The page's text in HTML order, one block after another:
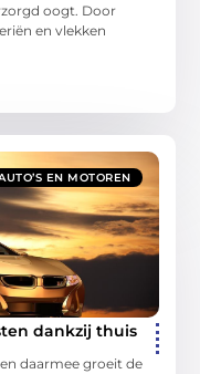
oogt. Door
en vlekken
EN MOTOREN
dankzij thuis
daarmee groeit de